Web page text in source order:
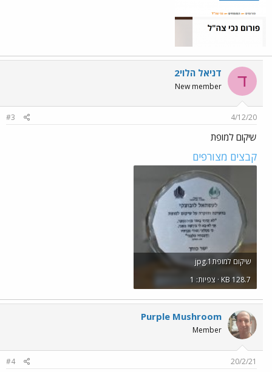
ד דניאל הלוי2
New member
4/12/20
#3
שיקום למופת
קבצים מצורפים
שיקום למופת1.jpg
KB 128.7 · צפיות: 1
Purple Mushroom
Member
20/2/21
#4